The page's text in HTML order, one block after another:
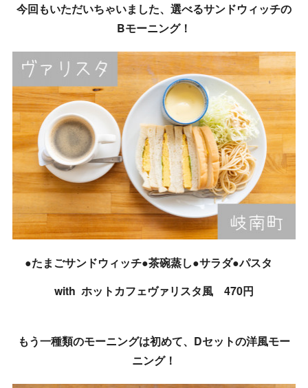
今回もいただいちゃいました、選べるサンドウィッチの
Bモーニング！
●たまごサンドウィッチ●茶碗蒸し●サラダ●パスタ
with ホットカフェヴァリスタ風 470円
もう一種類のモーニングは初めて、Dセットの洋風モー
ニング！